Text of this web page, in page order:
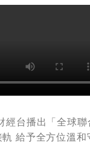
經台播出「全球
給予全方位溫